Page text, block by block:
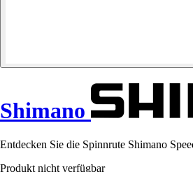
Shimano
Entdecken Sie die Spinnrute Shimano
Produkt nicht verfügbar